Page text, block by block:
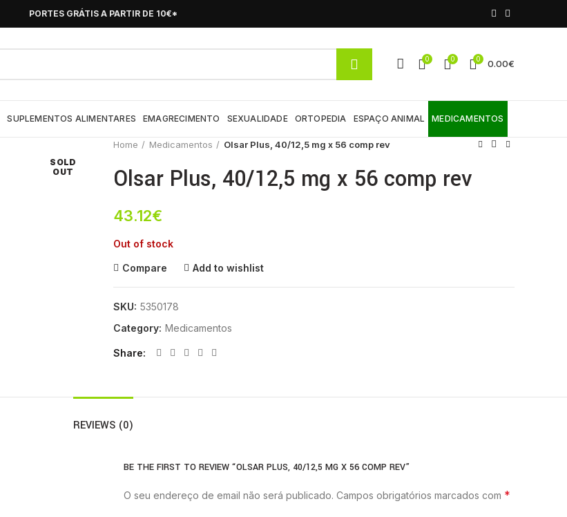
PORTES GRÁTIS A PARTIR DE 10€*
0 0 0 0.00€
SUPLEMENTOS ALIMENTARES EMAGRECIMENTO SEXUALIDADE ORTOPEDIA ESPAÇO ANIMAL MEDICAMENTOS
SOLD
OUT
Home
Medicamentos Olsar Plus, 40/12,5 mg x 56 comp rev
Olsar Plus, 40/12,5 mg x 56 comp rev
43.12€
Out of stock
Compare Add to wishlist
SKU: 5350178
Category: Medicamentos
Share
REVIEWS (0)
BE THE FIRST TO REVIEW “OLSAR PLUS, 40/12,5 MG X 56 COMP REV”
O seu endereço de email não será publicado. Campos obrigatórios marcados com *